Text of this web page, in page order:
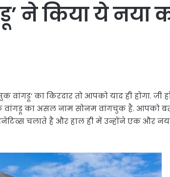
ने किया ये नया
वांगडू’ का किरदार तो आपको याद ही होगा. जी
वांगडू का असल नाम सोनम वांगचुक है. आपको
चलाते हैं और हाल ही में उन्होंने एक और